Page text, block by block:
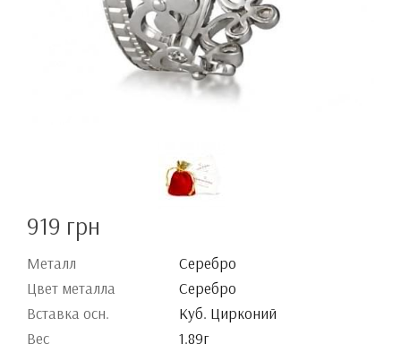
919 грн
Металл
Серебро
Цвет металла
Серебро
Вставка осн.
Куб. Цирконий
Вес
1.89г